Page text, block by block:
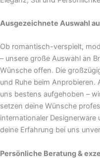
Ausgezeichnete Auswahl
Ob romantisch-verspielt,
– unsere große Auswahl an
Wünsche offen. Die
und Ruhe beim Anprobieren.
uns bestens aufgehoben –
setzen deine Wünsche
internationaler
deine Erfahrung bei uns
Persönliche Beratung &